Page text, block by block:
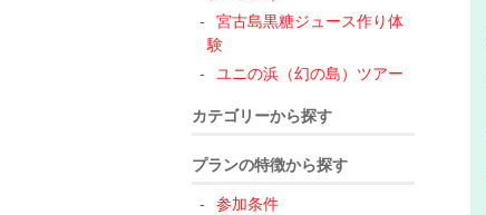
宮古島黒糖ジュース作り体
験
ユニの浜（幻の島）ツアー
カテゴリーから探す
プランの特徴から探す
参加条件